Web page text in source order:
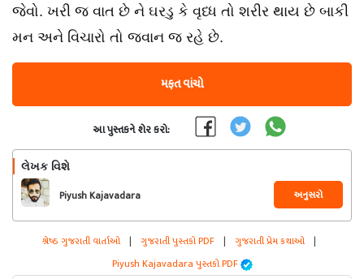
જેવો. ખરી જ વાત છે ને ઘરડુ કે વૃધ્ધ તો શરીર થાય છે બાકી
મન અને વિચારો તો જવાન જ રહે છે.
મફત વાંચો
આ પુસ્તકને શેર કરો:
લેખક વિશે
Piyush Kajavadara અનુસરો
શ્રેષ્ઠ ગુજરાતી વાર્તાઓ | ગુજરાતી પુસ્તકો PDF | ગુજરાતી પ્રેમ કથાઓ |
Piyush Kajavadara પુસ્તકો PDF